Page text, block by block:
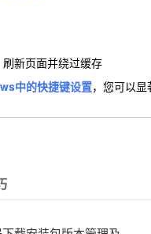
新页面并绕过缓存
中的快捷键设置，您可以